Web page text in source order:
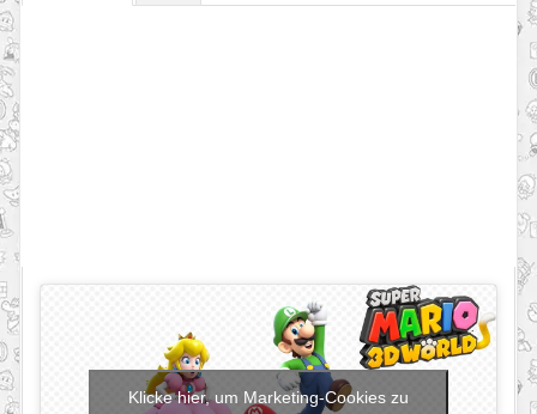
Klicke hier, um Marketing-Cookies zu